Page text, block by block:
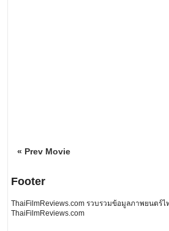
« Prev Movie
Footer
ThaiFilmReviews.com รวบรวมข้อมูลภาพยนตร์
ThaiFilmReviews.com